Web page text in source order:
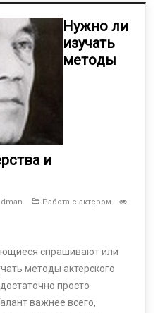
Нужно ли
изучать
методы
и
Работа с актером
спрашивают или
методы актерского
просто
важнее всего,